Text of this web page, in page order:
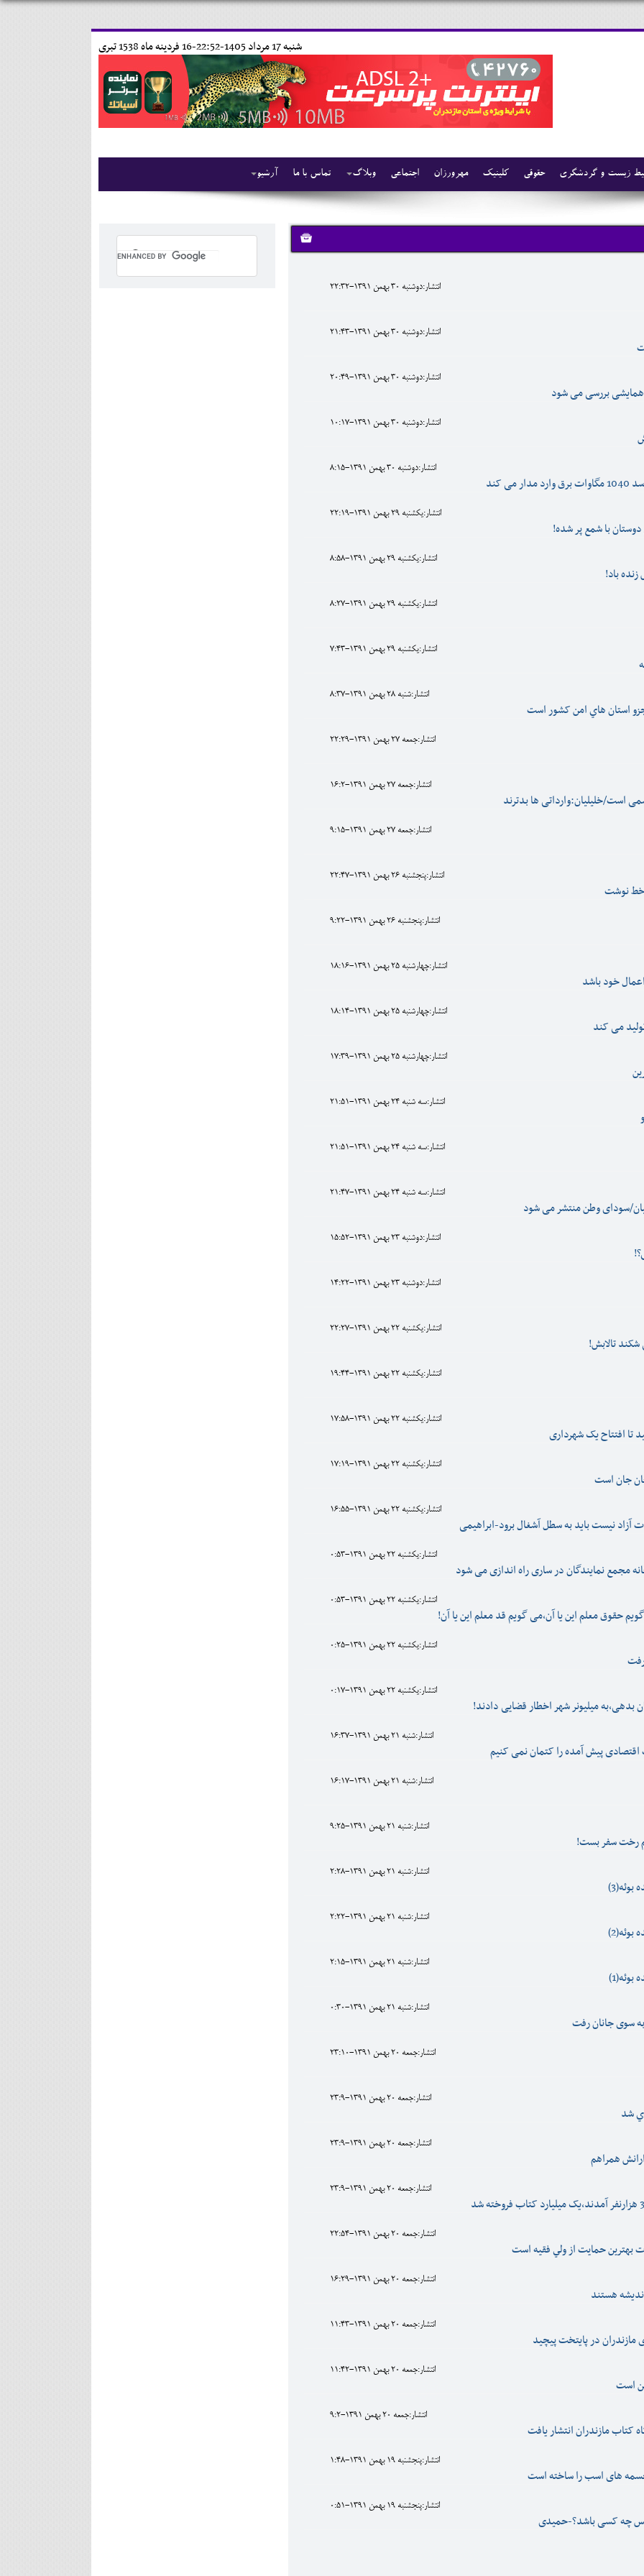
16 فردينه ماه 1538 تبری شنبه 17 مرداد 1405-22:52-
آرشیو تماس با ما وبلاگ اجتماعی مهرورزان کلینیک حقوقی زیست و گردشگری
انتشار:دوشنبه 30 بهمن 1391-22:32
انتشار:دوشنبه 30 بهمن 1391-21:43
انتشار:دوشنبه 30 بهمن 1391-20:49
همایشی بررسی می شود
انتشار:دوشنبه 30 بهمن 1391-10:17
انتشار:دوشنبه 30 بهمن 1391-8:15
کند
انتشار:يکشنبه 29 بهمن 1391-22:19
با شمع پر شده!
انتشار:يکشنبه 29 بهمن 1391-8:58
باد!
انتشار:يکشنبه 29 بهمن 1391-8:27
انتشار:يکشنبه 29 بهمن 1391-7:43
انتشار:شنبه 28 بهمن 1391-8:37
استان هاي امن کشور است
انتشار:جمعه 27 بهمن 1391-22:29
انتشار:جمعه 27 بهمن 1391-16:2
است/خلیلیان:وارداتی ها بدترند
انتشار:جمعه 27 بهمن 1391-9:15
انتشار:پنجشنبه 26 بهمن 1391-22:47
خط نوشت
انتشار:پنجشنبه 26 بهمن 1391-9:22
انتشار:چهارشنبه 25 بهمن 1391-18:16
خود باشد
انتشار:چهارشنبه 25 بهمن 1391-18:14
می کند
انتشار:چهارشنبه 25 بهمن 1391-17:39
انتشار:سه شنبه 24 بهمن 1391-21:51
انتشار:سه شنبه 24 بهمن 1391-21:51
انتشار:سه شنبه 24 بهمن 1391-21:47
سودای وطن منتشر می شود
انتشار:دوشنبه 23 بهمن 1391-15:52
انتشار:دوشنبه 23 بهمن 1391-14:22
انتشار:يکشنبه 22 بهمن 1391-22:27
تالابش!
انتشار:يکشنبه 22 بهمن 1391-19:44
انتشار:يکشنبه 22 بهمن 1391-17:58
تا افتتاح یک شهرداری
انتشار:يکشنبه 22 بهمن 1391-17:19
جان است
انتشار:يکشنبه 22 بهمن 1391-16:55
آزاد نیست باید به سطل آشغال برود-ابراهیمی
انتشار:يکشنبه 22 بهمن 1391-0:53
مجمع نمایندگان در ساری راه اندازی می شود
انتشار:يکشنبه 22 بهمن 1391-0:53
حقوق معلم این یا آن،‌می گویم قد معلم این یا آن!
انتشار:يکشنبه 22 بهمن 1391-0:25
رفت
انتشار:يکشنبه 22 بهمن 1391-0:17
انتشار:شنبه 21 بهمن 1391-16:37
پیش آمده را کتمان نمی کنیم
انتشار:شنبه 21 بهمن 1391-16:17
انتشار:شنبه 21 بهمن 1391-9:25
رخت سفر بست!
انتشار:شنبه 21 بهمن 1391-2:28
انتشار:شنبه 21 بهمن 1391-2:22
انتشار:شنبه 21 بهمن 1391-2:15
انتشار:شنبه 21 بهمن 1391-0:30
سوی جانان رفت
انتشار:جمعه 20 بهمن 1391-23:10
انتشار:جمعه 20 بهمن 1391-23:9
شد
انتشار:جمعه 20 بهمن 1391-23:9
همراهم
انتشار:جمعه 20 بهمن 1391-23:9
انتشار:جمعه 20 بهمن 1391-22:54
حمايت از ولي فقيه است
انتشار:جمعه 20 بهمن 1391-16:29
هستند
انتشار:جمعه 20 بهمن 1391-11:43
در پایتخت پیچید
انتشار:جمعه 20 بهمن 1391-11:42
است
انتشار:جمعه 20 بهمن 1391-9:2
انتشار:پنجشنبه 19 بهمن 1391-1:48
های اسب را ساخته است
انتشار:پنجشنبه 19 بهمن 1391-0:51
چه کسی باشد؟-حمیدی